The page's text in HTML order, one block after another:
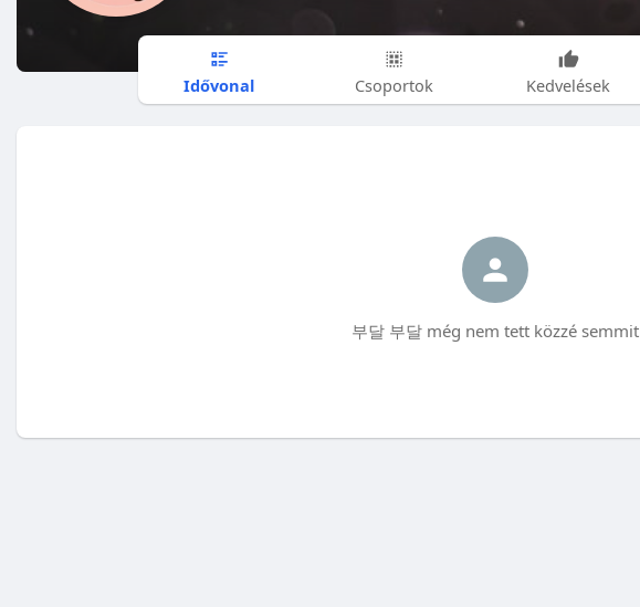
Idővonal Csoportok Kedvelések
부달 부달 még nem tett közzé semmit